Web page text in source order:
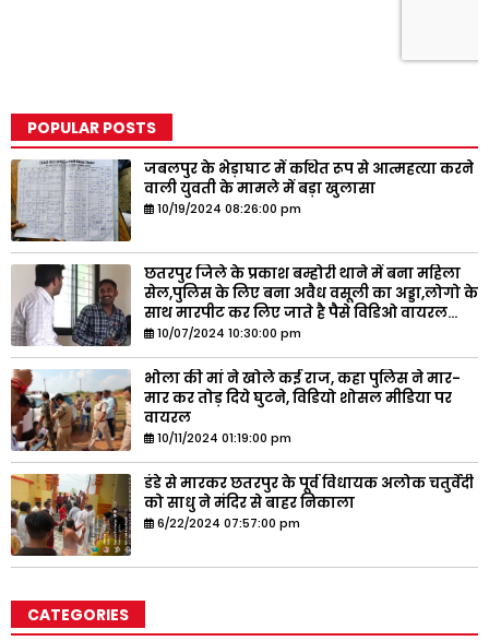
POPULAR POSTS
जबलपुर के भेड़ाघाट में कथित रूप से आत्महत्या करने
वाली युवती के मामले में बड़ा खुलासा
10/19/2024 08:26:00 pm
छतरपुर जिले के प्रकाश बम्होरी थाने में बना महिला
सेल,पुलिस के लिए बना अवैध वसूली का अड्डा,लोगो के
साथ मारपीट कर लिए जाते है पैसे विडिओ वायरल...
10/07/2024 10:30:00 pm
भोला की मां ने खोले कई राज, कहा पुलिस ने मार-
मार कर तोड़ दिये घुटने, विडियो शोसल मीडिया पर
वायरल
10/11/2024 01:19:00 pm
डंडे से मारकर छतरपुर के पूर्व विधायक अलोक चतुर्वेदी
को साधु ने मंदिर से बाहर निकाला
6/22/2024 07:57:00 pm
CATEGORIES